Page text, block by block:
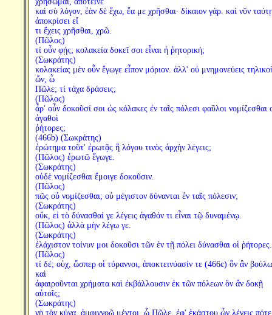
καὶ σὺ λόγον, ἐὰν δὲ ἔχω, ἔα με χρῆσθαι· δίκαιον γάρ. καὶ νῦν
ἀποκρίσει εἴ
τι ἔχεις χρῆσθαι, χρῶ.
(Πῶλος)
τί οὖν φῄς; κολακεία δοκεῖ σοι εἶναι ἡ ῥητορική;
(Σωκράτης)
κολακείας μὲν οὖν ἔγωγε εἶπον μόριον. ἀλλ' οὐ μνημονεύεις
ὤν, ὦ
Πῶλε; τί τάχα δράσεις;
(Πῶλος)
ἆρ' οὖν δοκοῦσί σοι ὡς κόλακες ἐν ταῖς πόλεσι φαῦλοι νομίζεσθαι
ἀγαθοὶ
ῥήτορες;
(466b) (Σωκράτης)
ἐρώτημα τοῦτ' ἐρωτᾷς ἢ λόγου τινὸς ἀρχὴν λέγεις;
(Πῶλος) ἐρωτῶ ἔγωγε.
(Σωκράτης)
οὐδὲ νομίζεσθαι ἔμοιγε δοκοῦσιν.
(Πῶλος)
πῶς οὐ νομίζεσθαι; οὐ μέγιστον δύνανται ἐν ταῖς πόλεσιν;
(Σωκράτης)
οὔκ, εἰ τὸ δύνασθαί γε λέγεις ἀγαθόν τι εἶναι τῷ δυναμένῳ.
(Πῶλος) ἀλλὰ μὴν λέγω γε.
(Σωκράτης)
ἐλάχιστον τοίνυν μοι δοκοῦσι τῶν ἐν τῇ πόλει δύνασθαι οἱ ῥήτορες.
(Πῶλος)
τί δέ; οὐχ, ὥσπερ οἱ τύραννοι, ἀποκτεινύασίν τε (466c) ὃν ἂν
καὶ
ἀφαιροῦνται χρήματα καὶ ἐκβάλλουσιν ἐκ τῶν πόλεων ὃν ἂν δοκῇ
αὐτοῖς;
(Σωκράτης)
νὴ τὸν κύνα, ἀμφιγνοῶ μέντοι, ὦ Πῶλε, ἐφ' ἑκάστου ὧν λέγεις